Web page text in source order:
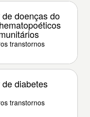
doenças do
transtornos
diabetes
transtornos